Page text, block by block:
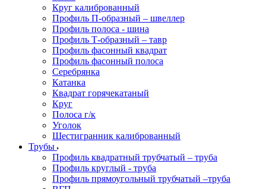
Круг калиброванный
Профиль П-образный – швеллер
Профиль полоса - шина
Профиль Т-образный – тавр
Профиль фасонный квадрат
Профиль фасонный полоса
Серебрянка
Катанка
Квадрат горячекатаный
Круг
Полоса г/к
Уголок
Шестигранник калиброванный
Трубы
Профиль квадратный трубчатый – труба
Профиль круглый - труба
Профиль прямоугольный трубчатый –труба